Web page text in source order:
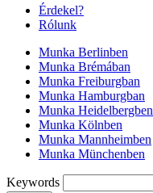
Érdekel?
Rólunk
Munka Berlinben
Munka Brémában
Munka Freiburgban
Munka Hamburgban
Munka Heidelbergben
Munka Kölnben
Munka Mannheimben
Munka Münchenben
Keywords